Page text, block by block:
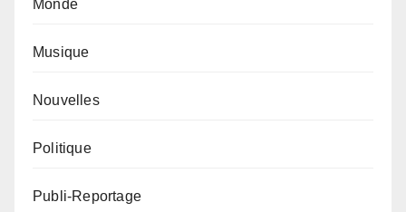
Monde
Musique
Nouvelles
Politique
Publi-Reportage